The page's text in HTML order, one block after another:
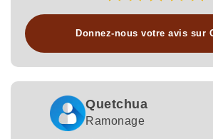
Donnez-nous votre avis sur
Quetchua
Ramonage